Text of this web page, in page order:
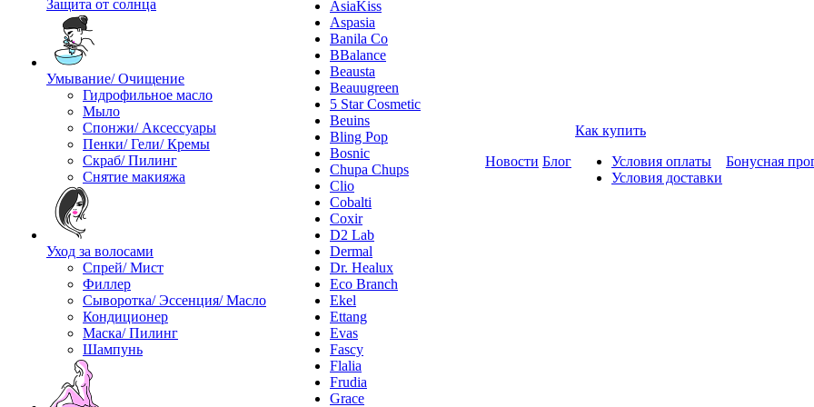
Защита от солнца
Умывание/ Очищение
Гидрофильное масло
Мыло
Спонжи/ Аксессуары
Пенки/ Гели/ Кремы
Скраб/ Пилинг
Снятие макияжа
Уход за волосами
Спрей/ Мист
Филлер
Сыворотка/ Эссенция/ Масло
Кондиционер
Маска/ Пилинг
Шампунь
AsiaKiss
Aspasia
Banila Co
BBalance
Beausta
Beauugreen
5 Star Cosmetic
Beuins
Bling Pop
Bosnic
Chupa Chups
Clio
Cobalti
Coxir
D2 Lab
Dermal
Dr. Healux
Eco Branch
Ekel
Ettang
Evas
Fascy
Flalia
Frudia
Grace
Новости Блог
Как купить
Условия оплаты
Условия доставки
Бонусная